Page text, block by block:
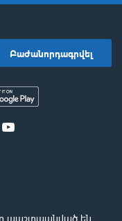
պաշտպանված են